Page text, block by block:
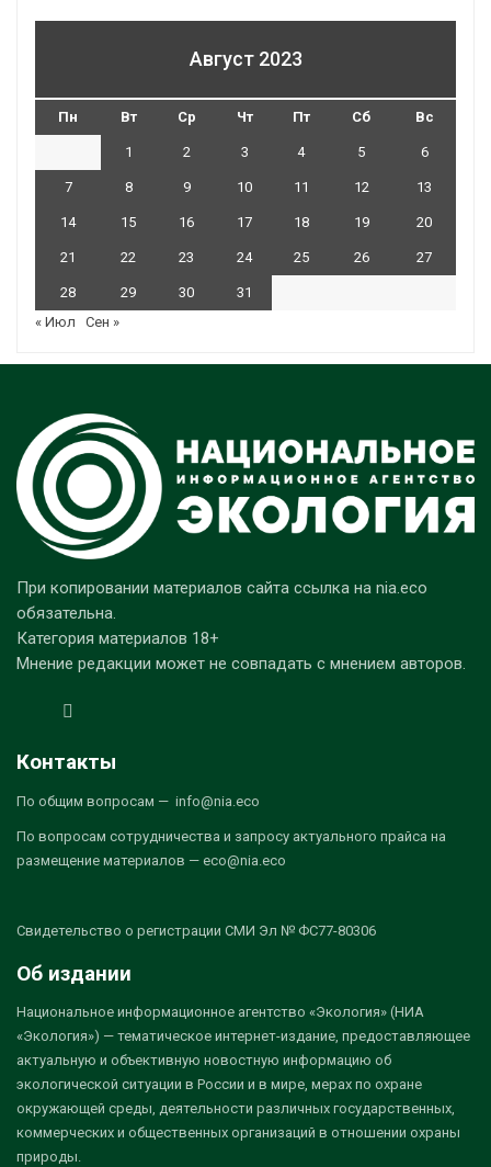
Август 2023
Пн Вт Ср Чт Пт Сб Вс
1 2 3 4 5 6
7 8 9 10 11 12 13
14 15 16 17 18 19 20
21 22 23 24 25 26 27
28 29 30
31
« Июл
Сен »
При копировании материалов сайта ссылка на nia.eco
обязательна.
Категория материалов 18+
Мнение редакции может не совпадать с мнением авторов.
Контакты
По общим вопросам — info@nia.eco
По вопросам сотрудничества и запросу актуального прайса на
размещение материалов — eco@nia.eco
Свидетельство о регистрации СМИ Эл № ФС77-80306
Об издании
Национальное информационное агентство «Экология» (НИА
«Экология») — тематическое интернет-издание, предоставляющее
актуальную и объективную новостную информацию об
экологической ситуации в России и в мире, мерах по охране
окружающей среды, деятельности различных государственных,
коммерческих и общественных организаций в отношении охраны
природы.